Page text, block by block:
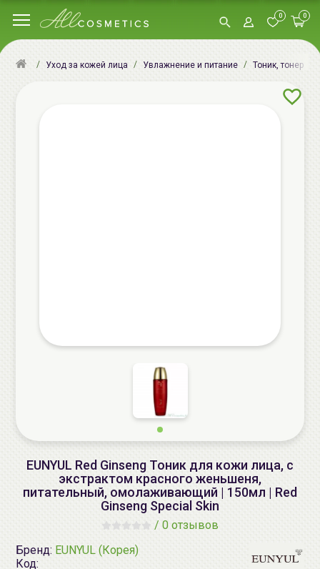
0 0
Уход за кожей лица Увлажнение и питание Тоник, тонер
EUNYUL Red Ginseng Тоник для кожи лица, с
экстрактом красного женьшеня,
питательный, омолаживающий | 150мл | Red
Ginseng Special Skin
/ 0 отзывов
Бренд: EUNYUL (Корея)
Код: